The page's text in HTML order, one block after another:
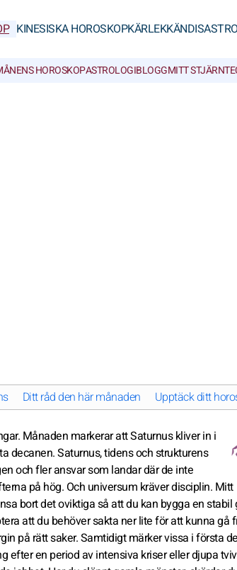
KINESISKA HOROSKOPKÄRLEK
HOROSKOPASTROLOGIBLOGGMITT
Ditt råd den här månaden Upptäck ditt
Månaden markerar att Saturnus kliver in i
decanen. Saturnus, tidens och strukturens
och fler ansvar som landar där de inte
på hög. Och universum kräver disciplin. Mitt
bort det oviktiga så att du kan bygga en stabil
att du behöver sakta ner lite för att kunna gå
på rätt saker. Samtidigt märker vissa i första
efter en period av intensiva kriser eller djupa